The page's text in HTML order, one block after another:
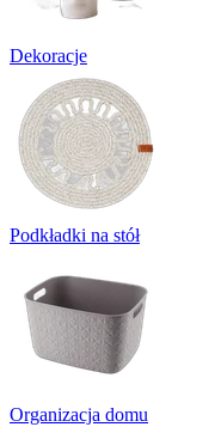
Dekoracje
Podkładki na stół
Organizacja domu